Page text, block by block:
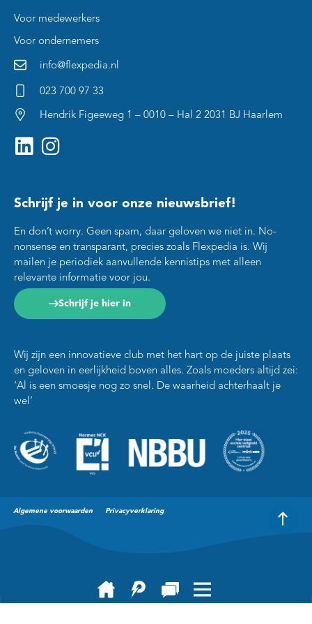
Voor medewerkers
Voor ondernemers
info@flexpedia.nl
023 700 97 33
Hendrik Figeeweg 1 – 0010 – Hal 2 2031 BJ Haarlem
Schrijf je in voor onze nieuwsbrief!
En don’t worry. Geen spam, daar geloven we niet in. No-
nonsense en transparant, precies zoals Flexpedia is. Wij
mailen je periodiek aanvullende kennistips met alleen
relevante informatie voor jou.
Schrijf je hier in
Wij zijn een innovatieve club met het hart op de juiste plaats
en geloven in eerlijkheid boven alles. Zoals moeders altijd zei:
‘Al is een smoesje nog zo snel. De waarheid achterhaalt je
wel’
Algemene voorwaarden Privacyverklaring